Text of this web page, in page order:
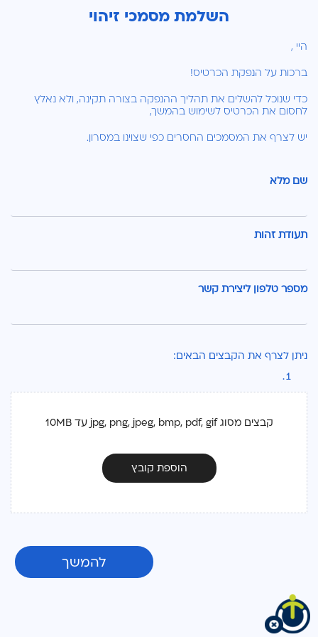
השלמת מסמכי זיהוי
היי ,
ברכות על הנפקת הכרטיס!
כדי שנוכל להשלים את תהליך ההנפקה בצורה תקינה, ולא נאלץ
לחסום את הכרטיס לשימוש בהמשך,
יש לצרף את המסמכים החסרים כפי שצוינו במסרון.
שם מלא
תעודת זהות
מספר טלפון ליצירת קשר
ניתן לצרף את הקבצים הבאים:
קבצים מסוג jpg, png, jpeg, bmp, pdf, gif עד 10MB
הוספת קובץ
להמשך